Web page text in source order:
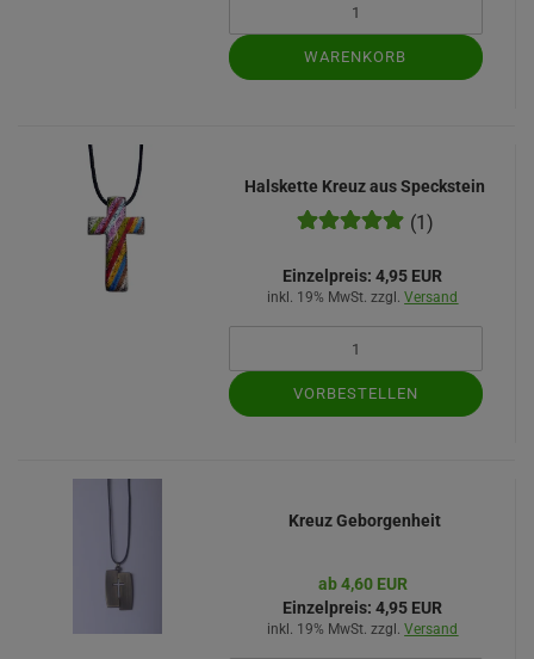
WARENKORB
Halskette Kreuz aus Speckstein
(1)
Einzelpreis: 4,95 EUR
inkl. 19% MwSt. zzgl.Versand
VORBESTELLEN
Kreuz Geborgenheit
ab 4,60 EUR
Einzelpreis: 4,95 EUR
inkl. 19% MwSt. zzgl.Versand